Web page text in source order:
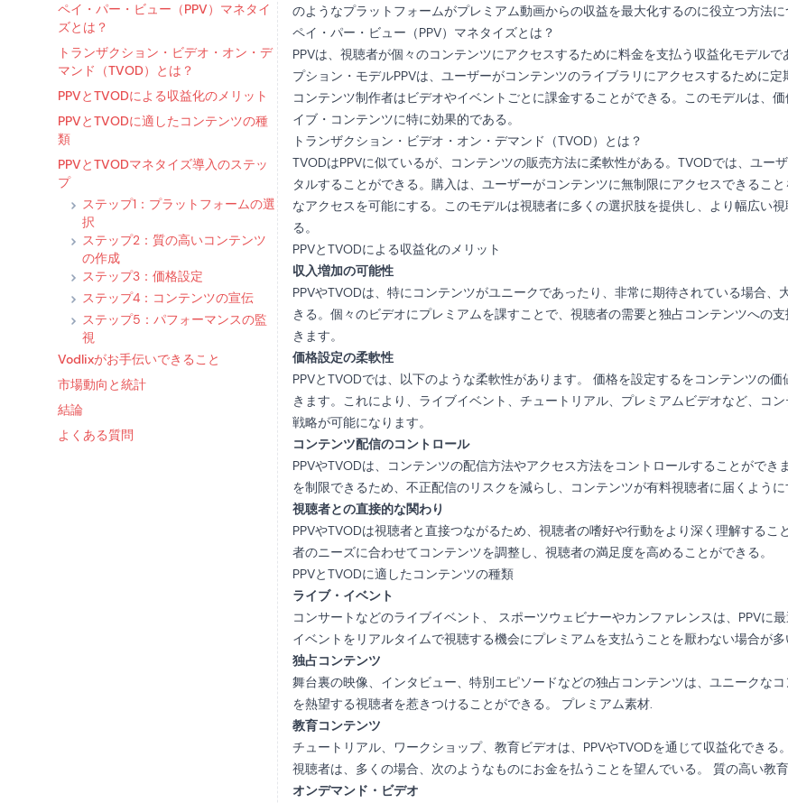
ペイ・パー・ビュー（PPV）マネタイ
ズとは？
トランザクション・ビデオ・オン・デ
マンド（TVOD）とは？
PPVとTVODによる収益化のメリット
PPVとTVODに適したコンテンツの種
類
PPVとTVODマネタイズ導入のステッ
プ
ステップ1：プラットフォームの選
択
ステップ2：質の高いコンテンツ
の作成
ステップ3：価格設定
ステップ4：コンテンツの宣伝
ステップ5：パフォーマンスの監
視
Vodlixがお手伝いできること
市場動向と統計
結論
よくある質問
のようなプラットフォームがプレミアム動画からの収益を最大化するのに役立つ方法に
ペイ・パー・ビュー（PPV）マネタイズとは？
PPVは、視聴者が個々のコンテンツにアクセスするために料金を支払う収益化モデル
プション・モデルPPVは、ユーザーがコンテンツのライブラリにアクセスするために定
コンテンツ制作者はビデオやイベントごとに課金することができる。このモデルは、
イブ・コンテンツに特に効果的である。
トランザクション・ビデオ・オン・デマンド（TVOD）とは？
TVODはPPVに似ているが、コンテンツの販売方法に柔軟性がある。TVODでは、ユー
タルすることができる。購入は、ユーザーがコンテンツに無制限にアクセスできるこ
なアクセスを可能にする。このモデルは視聴者に多くの選択肢を提供し、より幅広い
る。
PPVとTVODによる収益化のメリット
収入増加の可能性
PPVやTVODは、特にコンテンツがユニークであったり、非常に期待されている場合、
きる。個々のビデオにプレミアムを課すことで、視聴者の需要と独占コンテンツへの
きます。
価格設定の柔軟性
PPVとTVODでは、以下のような柔軟性があります。価格を設定するをコンテンツの
きます。これにより、ライブイベント、チュートリアル、プレミアムビデオなど、コ
戦略が可能になります。
コンテンツ配信のコントロール
PPVやTVODは、コンテンツの配信方法やアクセス方法をコントロールすることができ
を制限できるため、不正配信のリスクを減らし、コンテンツが有料視聴者に届くように
視聴者との直接的な関わり
PPVやTVODは視聴者と直接つながるため、視聴者の嗜好や行動をより深く理解するこ
者のニーズに合わせてコンテンツを調整し、視聴者の満足度を高めることができる。
PPVとTVODに適したコンテンツの種類
ライブ・イベント
コンサートなどのライブイベント、 スポーツウェビナーやカンファレンスは、PPVに
イベントをリアルタイムで視聴する機会にプレミアムを支払うことを厭わない場合が多
独占コンテンツ
舞台裏の映像、インタビュー、特別エピソードなどの独占コンテンツは、ユニークな
を熱望する視聴者を惹きつけることができる。 プレミアム素材.
教育コンテンツ
チュートリアル、ワークショップ、教育ビデオは、PPVやTVODを通じて収益化できる
視聴者は、多くの場合、次のようなものにお金を払うことを望んでいる。質の高い教
オンデマンド・ビデオ